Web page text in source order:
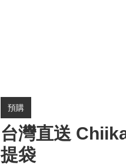
預購
台灣直送
提袋